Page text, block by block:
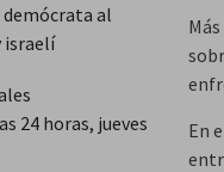
En
demócrata al
israelí
24 horas, jueves